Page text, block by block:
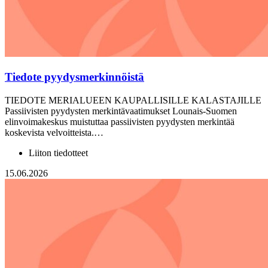
Tiedote pyydysmerkinnöistä
TIEDOTE MERIALUEEN KAUPALLISILLE KALASTAJILLE
Passiivisten pyydysten merkintävaatimukset Lounais-Suomen
elinvoimakeskus muistuttaa passiivisten pyydysten merkintää
koskevista velvoitteista.…
Liiton tiedotteet
15.06.2026